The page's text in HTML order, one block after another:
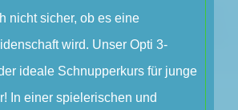
nicht sicher, ob es eine
wird. Unser Opti 3-
ideale Schnupperkurs für junge
In einer spielerischen und